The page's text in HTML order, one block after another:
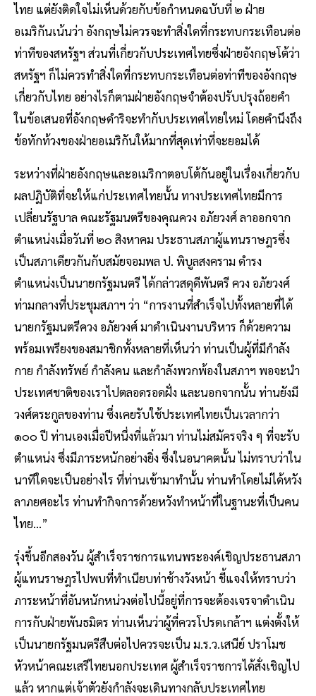
ไทย แต่ยังติดใจไม่เห็นด้วยกับข้อกำหนดฉบับที่ ๒ ฝ่าย
อเมริกันเน้นว่า อังกฤษไม่ควรจะทำสิ่งใดที่กระทบกระเทือนต่อ
ท่าทีของสหรัฐฯ ส่วนที่เกี่ยวกับประเทศไทยซึ่งฝ่ายอังกฤษโต้ว่า
สหรัฐฯ ก็ไม่ควรทำสิ่งใดที่กระทบกระเทือนต่อท่าทีของอังกฤษ
เกี่ยวกับไทย อย่างไรก็ตามฝ่ายอังกฤษจำต้องปรับปรุงถ้อยคำ
ในข้อเสนอที่อังกฤษดำริจะทำกับประเทศไทยใหม่ โดยคำนึงถึง
ข้อทักท้วงของฝ่ายอเมริกันให้มากที่สุดเท่าที่จะยอมได้
ระหว่างที่ฝ่ายอังกฤษและอเมริกาตอบโต้กันอยู่ในเรื่องเกี่ยวกับ
ผลปฏิบัติที่จะให้แก่ประเทศไทยนั้น ทางประเทศไทยมีการ
เปลี่ยนรัฐบาล คณะรัฐมนตรีของคุณควง อภัยวงศ์ ลาออกจาก
ตำแหน่งเมื่อวันที่ ๒๐ สิงหาคม ประธานสภาผู้แทนราษฎรซึ่ง
เป็นสภาเดียวกันกับสมัยจอมพล ป. พิบูลสงคราม ดำรง
ตำแหน่งเป็นนายกรัฐมนตรี ได้กล่าวสดุดีพันตรี ควง อภัยวงศ์
ท่ามกลางที่ประชุมสภาฯ ว่า “การงานที่สำเร็จไปทั้งหลายที่ได้
นายกรัฐมนตรีควง อภัยวงศ์ มาดำเนินงานบริหาร ก็ด้วยความ
พร้อมเพรียงของสมาชิกทั้งหลายที่เห็นว่า ท่านเป็นผู้ที่มีกำลัง
กาย กำลังทรัพย์ กำลังคน และกำลังพวกพ้องในสภาฯ พอจะนำ
ประเทศชาติของเราไปตลอดรอดฝั่ง และนอกจากนั้น ท่านยังมี
วงศ์ตระกูลของท่าน ซึ่งเคยรับใช้ประเทศไทยเป็นเวลากว่า
๑๐๐ ปี ท่านเองเมื่อปีหนึ่งที่แล้วมา ท่านไม่สมัครจริง ๆ ที่จะรับ
ตำแหน่ง ซึ่งมีภาระหนักอย่างยิ่ง ซึ่งในอนาคตนั้น ไม่ทราบว่าใน
นาทีใดจะเป็นอย่างไร ที่ท่านเข้ามาทำนั้น ท่านทำโดยไม่ได้หวัง
ลาภยศอะไร ท่านทำกิจการด้วยหวังทำหน้าที่ในฐานะที่เป็นคน
ไทย...”
รุ่งขึ้นอีกสองวัน ผู้สำเร็จราชการแทนพระองค์เชิญประธานสภา
ผู้แทนราษฎรไปพบที่ทำเนียบท่าช้างวังหน้า ชี้แจงให้ทราบว่า
ภาระหน้าที่อันหนักหน่วงต่อไปนี้อยู่ที่การจะต้องเจรจาดำเนิน
การกับฝ่ายพันธมิตร ท่านเห็นว่าผู้ที่ควรโปรดเกล้าฯ แต่งตั้งให้
เป็นนายกรัฐมนตรีสืบต่อไปควรจะเป็น ม.ร.ว.เสนีย์ ปราโมช
หัวหน้าคณะเสรีไทยนอกประเทศ ผู้สำเร็จราชการได้สั่งเชิญไป
แล้ว หากแต่เจ้าตัวยังกำลังจะเดินทางกลับประเทศไทย